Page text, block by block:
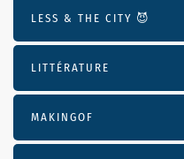
LESS & THE CITY 😈
LITTÉRATURE
MAKINGOF